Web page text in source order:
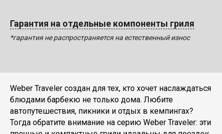
Гарантия на отдельные компоненты гриля
*гарантия не распространяется на естественный износ
Weber Traveler создан для тех, кто хочет наслаждаться
блюдами барбекю не только дома. Любите
автопутешествия, пикники и отдых в кемпингах?
Тогда обратите внимание на серию Weber Traveler: эти